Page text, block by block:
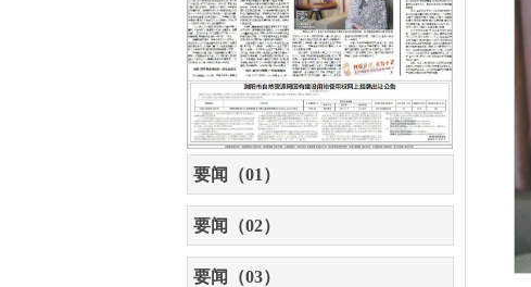
要闻（01）
要闻（02）
要闻（03）